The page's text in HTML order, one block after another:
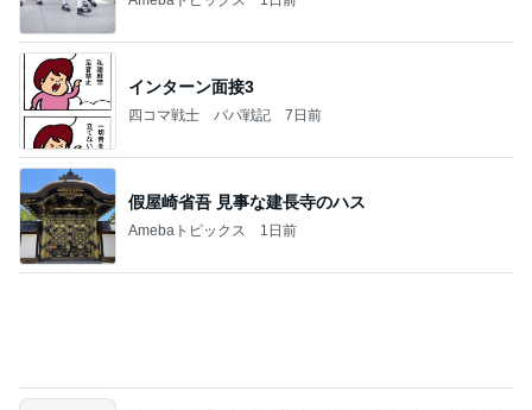
インターン面接3
四コマ戦士 パパ戦記 7日前
假屋崎省吾 見事な建長寺のハス
Amebaトピックス 1日前